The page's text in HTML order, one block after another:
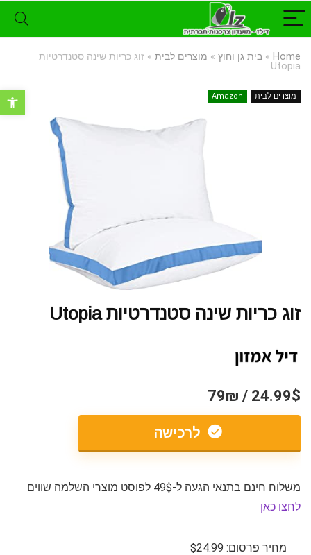
פתח
Home
» בית גן וחוץ » מוצרים לבית » זוג כריות שינה סטנדרטיות
Utopia
מוצרים לבית Amazon
זוג כריות שינה סטנדרטיות Utopia
24.99$ / 79₪
לרכישה
משלוח חינם בתנאי הגעה ל-49$ לפוסט מוצרי השלמה שווים
לחצו כאן
מחיר פרסום: $24.99